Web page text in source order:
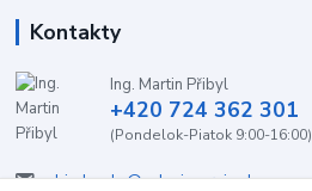
Kontakty
Ing. Martin Přibyl
+420 724 362 301
(Pondelok-Piatok 9:00-16:00)
objednavky@zaluzieservis.sk